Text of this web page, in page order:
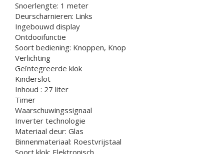
Snoerlengte: 1 meter
Deurscharnieren: Links
Ingebouwd display
Ontdooifunctie
Soort bediening: Knoppen, Knop
Verlichting
Geïntegreerde klok
Kinderslot
Inhoud : 27 liter
Timer
Waarschuwingssignaal
Inverter technologie
Materiaal deur: Glas
Binnenmateriaal: Roestvrijstaal